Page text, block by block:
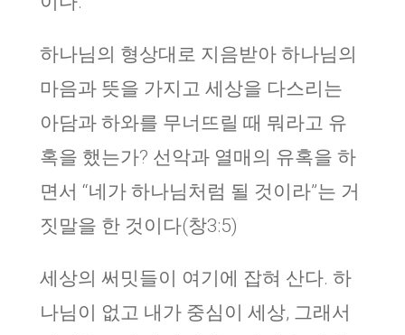
하나님의 형상대로 지음받아 하나님의
마음과 뜻을 가지고 세상을 다스리는
아담과 하와를 무너뜨릴 때 뭐라고 유
혹을 했는가? 선악과 열매의 유혹을 하
면서 “네가 하나님처럼 될 것이라”는 거
짓말을 한 것이다(창3:5)
세상의 써밋들이 여기에 잡혀 산다. 하
나님이 없고 내가 중심이 세상, 그래서